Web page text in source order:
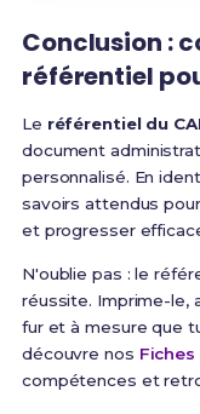
Conclusion :
référentiel
Le référentiel du
document
personnalisé. En
savoirs attendus
et progresser
N'oublie pas : le
réussite. Imprime-le,
fur et à mesure que
découvre nos Fiches
compétences et